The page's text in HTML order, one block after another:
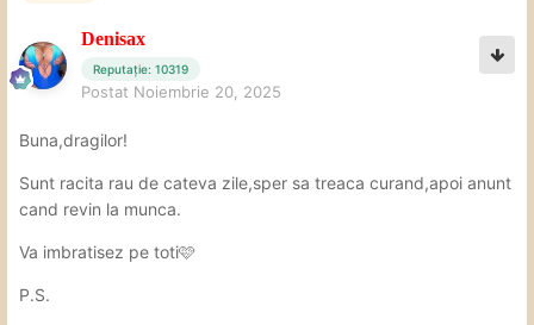
Denisax
Reputație: 10319
Postat Noiembrie 20, 2025
Buna,dragilor!
Sunt racita rau de cateva zile,sper sa treaca curand,apoi anunt
cand revin la munca.
Va imbratisez pe toti🩷
P.S.